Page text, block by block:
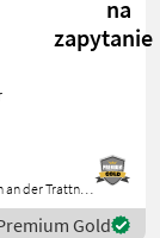
na
zapytanie
4702 Wallern an der Trattnach
Gold